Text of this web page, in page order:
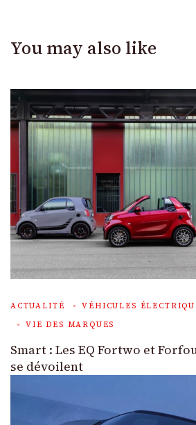
You may also like
ACTUALITÉ
VÉHICULES
VIE DES MARQUES
Smart : Les EQ Fortwo et
se dévoilent